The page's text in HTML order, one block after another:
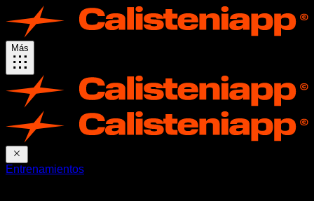
Más
Entrenamientos